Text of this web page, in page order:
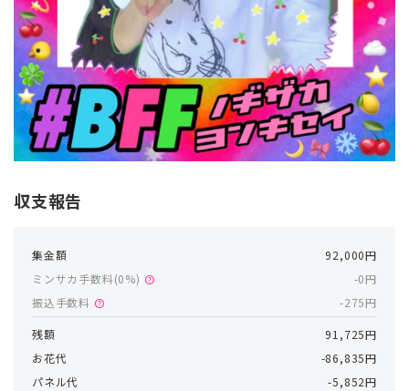
収支報告
集金額
92,000円
ミンサカ手数料(0%) help
-0円
振込手数料 help -275円
残額
91,725円
お花代
-86,835円
パネル代
-5,852円